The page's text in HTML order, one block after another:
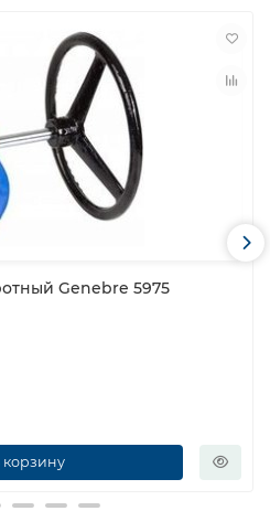
Genebre 5975
корзину